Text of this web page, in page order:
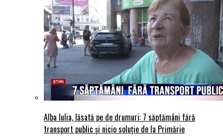
Alba Iulia, lăsată pe de drumuri: 7 săptămâni fără
transport public și nicio soluție de la Primărie